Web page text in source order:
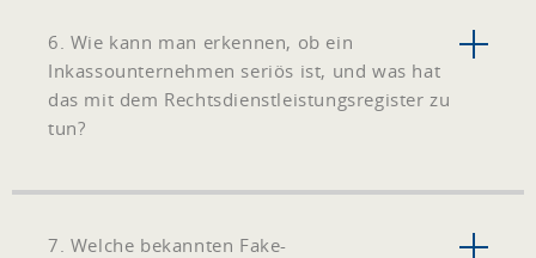
6. Wie kann man erkennen, ob ein
Inkassounternehmen seriös ist, und was hat
das mit dem Rechtsdienstleistungsregister zu
tun?
7. Welche bekannten Fake-